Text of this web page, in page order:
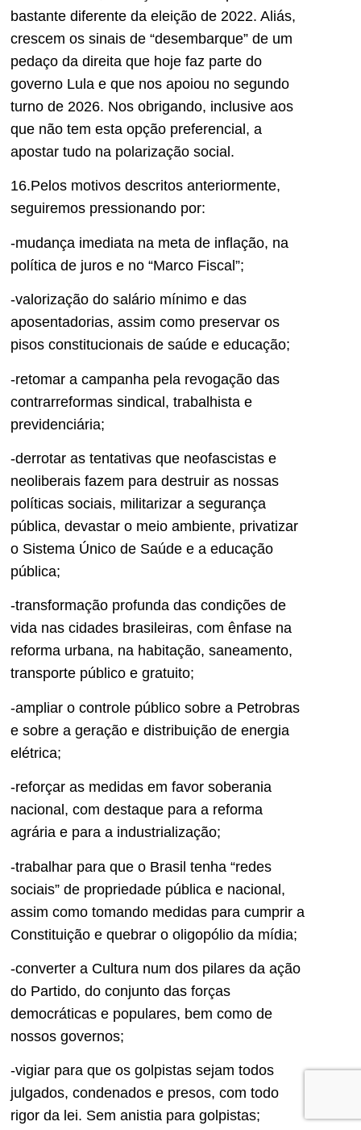
bastante diferente da eleição de 2022. Aliás,
crescem os sinais de “desembarque” de um
pedaço da direita que hoje faz parte do
governo Lula e que nos apoiou no segundo
turno de 2026. Nos obrigando, inclusive aos
que não tem esta opção preferencial, a
apostar tudo na polarização social.
16.Pelos motivos descritos anteriormente,
seguiremos pressionando por:
-mudança imediata na meta de inflação, na
política de juros e no “Marco Fiscal”;
-valorização do salário mínimo e das
aposentadorias, assim como preservar os
pisos constitucionais de saúde e educação;
-retomar a campanha pela revogação das
contrarreformas sindical, trabalhista e
previdenciária;
-derrotar as tentativas que neofascistas e
neoliberais fazem para destruir as nossas
políticas sociais, militarizar a segurança
pública, devastar o meio ambiente, privatizar
o Sistema Único de Saúde e a educação
pública;
-transformação profunda das condições de
vida nas cidades brasileiras, com ênfase na
reforma urbana, na habitação, saneamento,
transporte público e gratuito;
-ampliar o controle público sobre a Petrobras
e sobre a geração e distribuição de energia
elétrica;
-reforçar as medidas em favor soberania
nacional, com destaque para a reforma
agrária e para a industrialização;
-trabalhar para que o Brasil tenha “redes
sociais” de propriedade pública e nacional,
assim como tomando medidas para cumprir a
Constituição e quebrar o oligopólio da mídia;
-converter a Cultura num dos pilares da ação
do Partido, do conjunto das forças
democráticas e populares, bem como de
nossos governos;
-vigiar para que os golpistas sejam todos
julgados, condenados e presos, com todo
rigor da lei. Sem anistia para golpistas;